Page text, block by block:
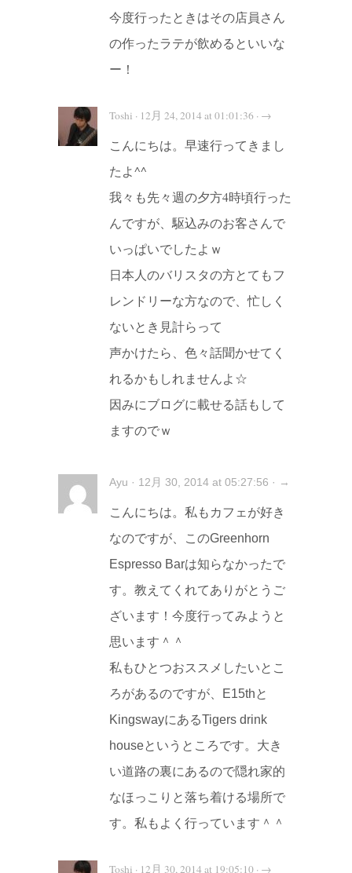
今度行ったときはその店員さん
の作ったラテが飲めるといいな
ー！
Toshi · 12月 24, 2014 at 01:01:36 · →
こんにちは。早速行ってきまし
たよ^^
我々も先々週の夕方4時頃行った
んですが、駆込みのお客さんで
いっぱいでしたよｗ
日本人のバリスタの方とてもフ
レンドリーな方なので、忙しく
ないとき見計らって
声かけたら、色々話聞かせてく
れるかもしれませんよ☆
因みにブログに載せる話もして
ますのでｗ
Ayu · 12月 30, 2014 at 05:27:56 · →
こんにちは。私もカフェが好き
なのですが、このGreenhorn
Espresso Barは知らなかったで
す。教えてくれてありがとうご
ざいます！今度行ってみようと
思います＾＾
私もひとつおススメしたいとこ
ろがあるのですが、E15thと
KingswayにあるTigers drink
houseというところです。大き
い道路の裏にあるので隠れ家的
なほっこりと落ち着ける場所で
す。私もよく行っています＾＾
Toshi · 12月 30, 2014 at 19:05:10 · →